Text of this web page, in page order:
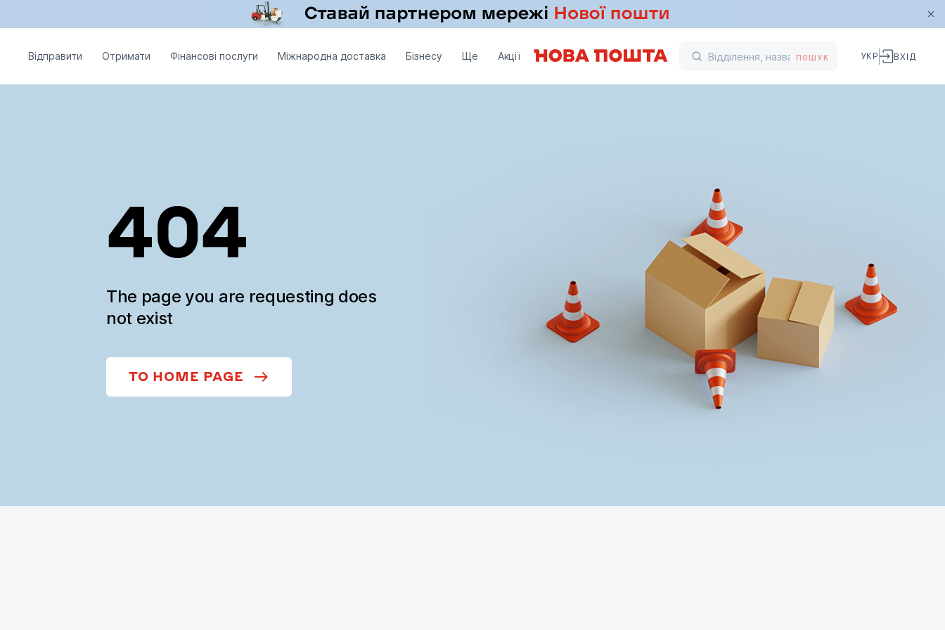
Відправити Отримати Фінансові послуги Міжнародна доставка Бізнесу Ще Акції ПОШУК УКР ВХІД
404
The page you are requesting does
not exist
TO HOME PAGE